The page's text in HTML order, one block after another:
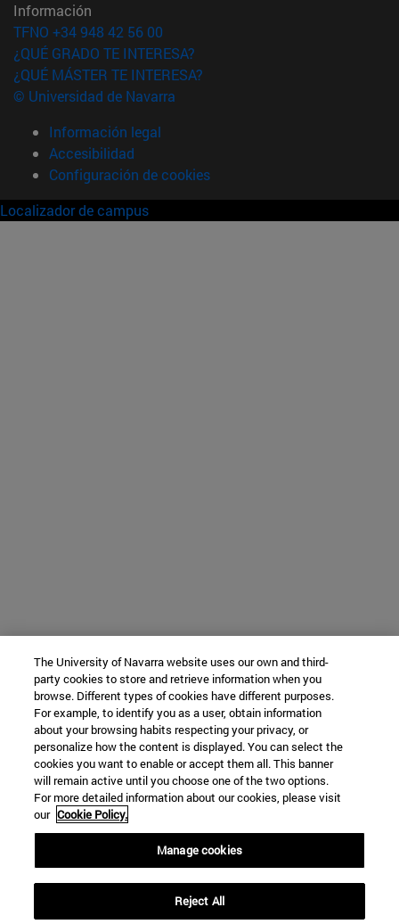
Información
TFNO +34 948 42 56 00
¿QUÉ GRADO TE INTERESA?
¿QUÉ MÁSTER TE INTERESA?
© Universidad de Navarra
Información legal
Accesibilidad
Configuración de cookies
Localizador de campus
The University of Navarra website uses our own and third-
party cookies to store and retrieve information when you
browse. Different types of cookies have different purposes.
For example, to identify you as a user, obtain information
about your browsing habits respecting your privacy, or
personalize how the content is displayed. You can select the
cookies you want to enable or accept them all. This banner
will remain active until you choose one of the two options.
For more detailed information about our cookies, please visit
our Cookie Policy.
Manage cookies
Reject All